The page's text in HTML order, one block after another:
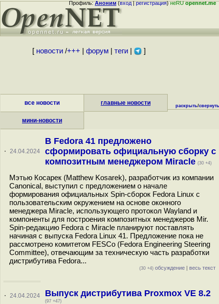
Профиль:Аноним(вход|регистрация)неRUopennet.me
[ новости/+++ форум| теги| ]
все новости главные новости
мини-новости
раскрыть/свернуть
· 24.04.2024
В Fedora 41 предложено
сформировать официальную сборку с
композитным менеджером Miracle (30 +4)
Мэтью Косарек (Matthew Kosarek), разработчик из компании
Canonical, выступил с предложением о начале
формирования официальных Spin-сборок Fedora Linux с
пользовательским окружением на основе оконного
менеджера Miracle, использующего протокол Wayland и
компоненты для построения композитных менеджеров Mir.
Spin-редакцию Fedora с Miracle планируют поставлять
начиная с выпуска Fedora Linux 41. Предложение пока не
рассмотрено комитетом FESCo (Fedora Engineering Steering
Committee), отвечающим за техническую часть разработки
дистрибутива Fedora...
(30 +4) обсуждение | весь текст
· 24.04.2024 Выпуск дистрибутива Proxmox VE 8.2
(97 +47)